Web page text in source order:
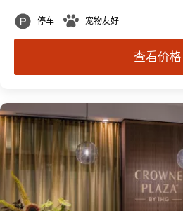
停车 宠物友好
查看价格